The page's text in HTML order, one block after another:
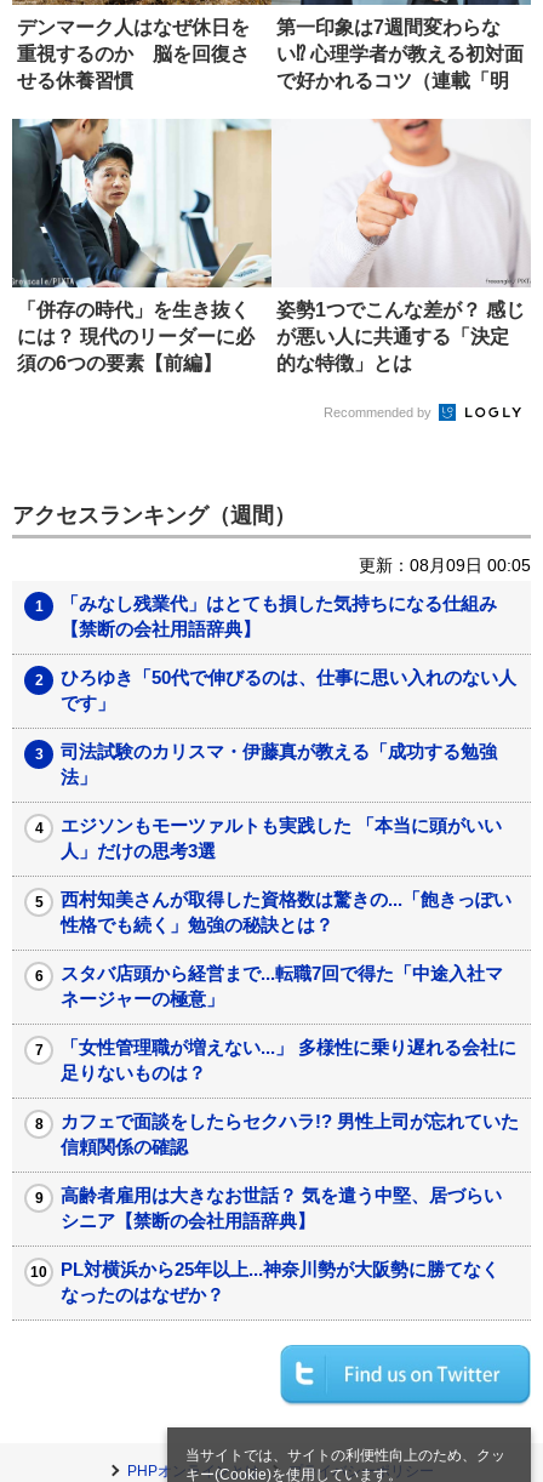
当サイトでは、サイトの利便性向上のため、クッ
キー(Cookie)を使用しています。
デンマーク人はなぜ休日を
重視するのか 脳を回復さ
せる休養習慣
第一印象は7週間変わらな
い⁉ 心理学者が教える初対面
で好かれるコツ（連載「明
「併存の時代」を生き抜く
には？ 現代のリーダーに必
須の6つの要素【前編】
姿勢1つでこんな差が？ 感じ
が悪い人に共通する「決定
的な特徴」とは
Recommended by
アクセスランキング（週間）
更新：08月09日 00:05
「みなし残業代」はとても損した気持ちになる仕組み
【禁断の会社用語辞典】
ひろゆき「50代で伸びるのは、仕事に思い入れのない人
です」
司法試験のカリスマ・伊藤真が教える「成功する勉強
法」
エジソンもモーツァルトも実践した 「本当に頭がいい
人」だけの思考3選
西村知美さんが取得した資格数は驚きの...「飽きっぽい
性格でも続く」勉強の秘訣とは？
スタバ店頭から経営まで...転職7回で得た「中途入社マ
ネージャーの極意」
「女性管理職が増えない...」 多様性に乗り遅れる会社に
足りないものは？
カフェで面談をしたらセクハラ!? 男性上司が忘れていた
信頼関係の確認
高齢者雇用は大きなお世話？ 気を遣う中堅、居づらい
シニア【禁断の会社用語辞典】
PL対横浜から25年以上...神奈川勢が大阪勢に勝てなく
なったのはなぜか？
PHPオンラインとは プライバシーポリシー